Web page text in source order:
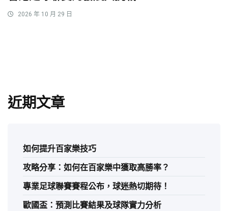
2026 年 10 月 29 日
近期文章
如何提升百家樂技巧
攻略分享：如何在百家樂中獲取高勝率？
專業足球聯賽賽程公布，球迷熱切期待！
歐國盃：預測比賽結果及球隊實力分析